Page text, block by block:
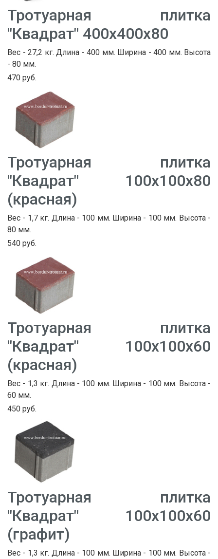
Тротуарная плитка
"Квадрат" 400х400х80
Вес - 27,2 кг. Длина - 400 мм. Ширина - 400 мм. Высота
- 80 мм.
470 руб.
Тротуарная плитка
"Квадрат" 100х100х80
(красная)
Вес - 1,7 кг. Длина - 100 мм. Ширина - 100 мм. Высота -
80 мм.
540 руб.
Тротуарная плитка
"Квадрат" 100х100х60
(красная)
Вес - 1,3 кг. Длина - 100 мм. Ширина - 100 мм. Высота -
60 мм.
450 руб.
Тротуарная плитка
"Квадрат" 100х100х60
(графит)
Вес - 1,3 кг. Длина - 100 мм. Ширина - 100 мм. Высота -